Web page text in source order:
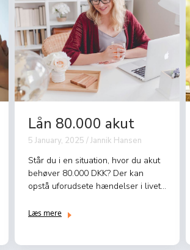
Lån 80.000 akut
5 January, 2025 / Jannik Hansen
Står du i en situation, hvor du akut
behøver 80.000 DKK? Der kan
opstå uforudsete hændelser i livet,
Læs mere